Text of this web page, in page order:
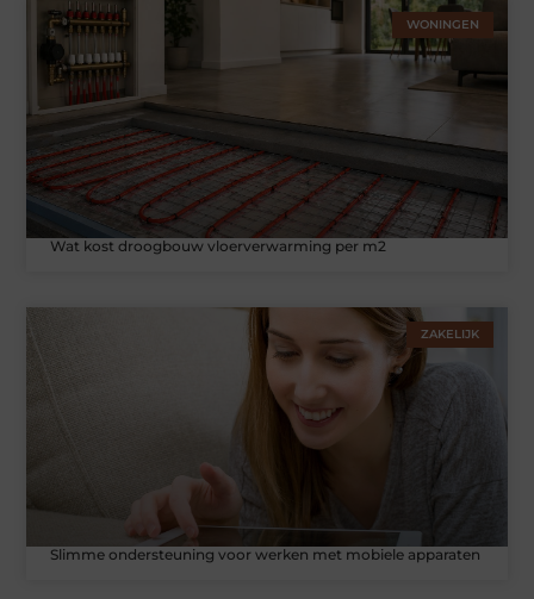
WONINGEN
Wat kost droogbouw vloerverwarming per m2
ZAKELIJK
Slimme ondersteuning voor werken met mobiele apparaten